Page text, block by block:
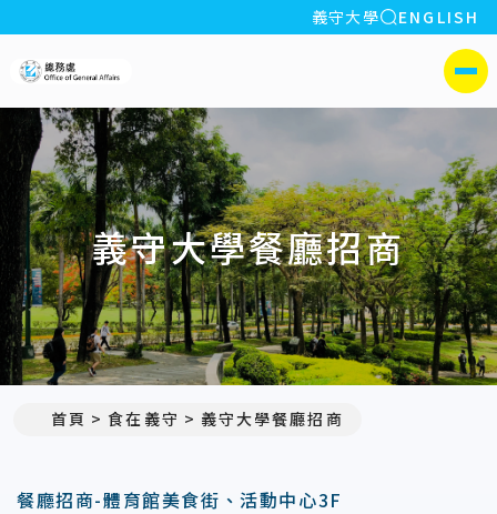
:::
義守大學 全站搜索
ENGLISH
側選單
義守大學餐廳招商
首頁 食在義守 義守大學餐廳招商
餐廳招商-體育館美食街、活動中心3F